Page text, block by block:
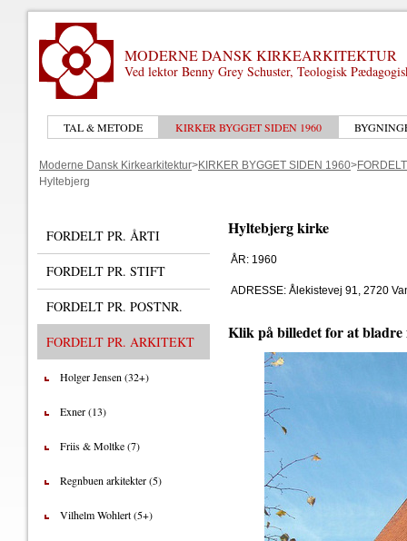
MODERNE DANSK KIRKEARKITEKTUR
Ved lektor Benny Grey Schuster, Teologisk
TAL & METODE KIRKER BYGGET SIDEN 1960
Moderne Dansk Kirkearkitektur>KIRKER BYGGET SIDEN 1960>
Hyltebjerg
FORDELT PR. ÅRTI
FORDELT PR. STIFT
FORDELT PR. POSTNR.
FORDELT PR. ARKITEKT
Holger Jensen (32+)
Exner (13)
Friis & Moltke (7)
Regnbuen arkitekter (5)
Vilhelm Wohlert (5+)
Hyltebjerg kirke
ÅR: 1960
ADRESSE: Ålekistevej 91, 2720
Klik på billedet for at bladre